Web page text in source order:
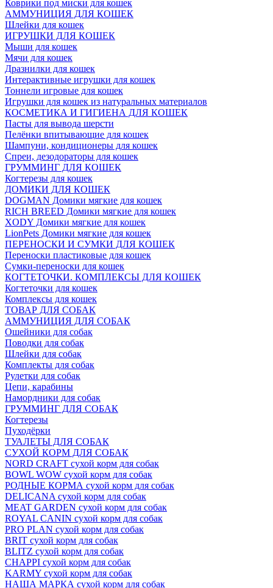
Коврики под миски для кошек
АММУНИЦИЯ ДЛЯ КОШЕК
Шлейки для кошек
ИГРУШКИ ДЛЯ КОШЕК
Мыши для кошек
Мячи для кошек
Дразнилки для кошек
Интерактивные игрушки для кошек
Тоннели игровые для кошек
Игрушки для кошек из натуральных материалов
КОСМЕТИКА И ГИГИЕНА ДЛЯ КОШЕК
Пасты для вывода шерсти
Пелёнки впитывающие для кошек
Шампуни, кондиционеры для кошек
Спреи, дезодораторы для кошек
ГРУММИНГ ДЛЯ КОШЕК
Когтерезы для кошек
ДОМИКИ ДЛЯ КОШЕК
DOGMAN Домики мягкие для кошек
RICH BREED Домики мягкие для кошек
XODY Домики мягкие для кошек
LionPets Домики мягкие для кошек
ПЕРЕНОСКИ И СУМКИ ДЛЯ КОШЕК
Переноски пластиковые для кошек
Сумки-переноски для кошек
КОГТЕТОЧКИ. КОМПЛЕКСЫ ДЛЯ КОШЕК
Когтеточки для кошек
Комплексы для кошек
ТОВАР ДЛЯ СОБАК
АММУНИЦИЯ ДЛЯ СОБАК
Ошейники для собак
Поводки для собак
Шлейки для собак
Комплекты для собак
Рулетки для собак
Цепи, карабины
Намордники для собак
ГРУММИНГ ДЛЯ СОБАК
Когтерезы
Пуходёрки
ТУАЛЕТЫ ДЛЯ СОБАК
СУХОЙ КОРМ ДЛЯ СОБАК
NORD CRAFT сухой корм для собак
BOWL WOW сухой корм для собак
РОДНЫЕ КОРМА сухой корм для собак
DELICANA сухой корм для собак
MEAT GARDEN сухой корм для собак
ROYAL CANIN сухой корм для собак
PRO PLAN сухой корм для собак
BRIT сухой корм для собак
BLITZ сухой корм для собак
CHAPPI сухой корм для собак
KARMY сухой корм для собак
НАША МАРКА сухой корм для собак